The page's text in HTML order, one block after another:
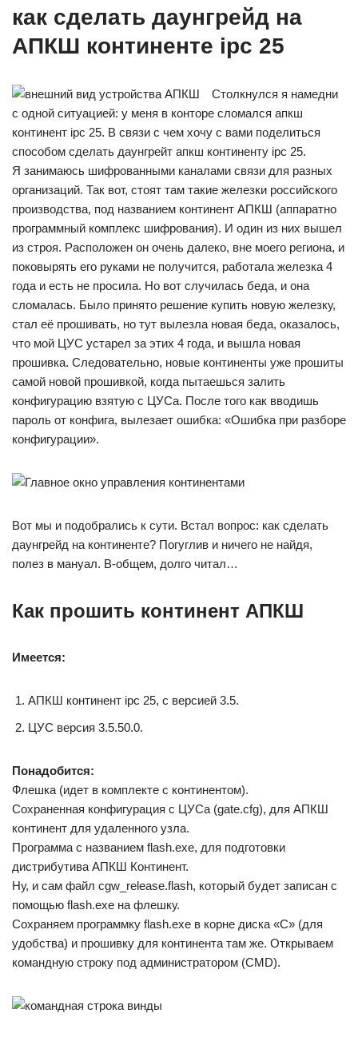
как сделать даунгрейд на
АПКШ континенте ipc 25
Cтолкнулся я намедни
с одной ситуацией: у меня в конторе сломался апкш
континент ipc 25. В связи с чем хочу с вами поделиться
способом сделать даунгрейт апкш континенту ipc 25.
Я занимаюсь шифрованными каналами связи для разных
организаций. Так вот, стоят там такие железки российского
производства, под названием континент АПКШ (аппаратно
программный комплекс шифрования). И один из них вышел
из строя. Расположен он очень далеко, вне моего региона, и
поковырять его руками не получится, работала железка 4
года и есть не просила. Но вот случилась беда, и она
сломалась. Было принято решение купить новую железку,
стал её прошивать, но тут вылезла новая беда, оказалось,
что мой ЦУС устарел за этих 4 года, и вышла новая
прошивка. Следовательно, новые континенты уже прошиты
самой новой прошивкой, когда пытаешься залить
конфигурацию взятую с ЦУСа. После того как вводишь
пароль от конфига, вылезает ошибка: «Ошибка при разборе
конфигурации».
Вот мы и подобрались к сути. Встал вопрос: как сделать
даунгрейд на континенте? Погуглив и ничего не найдя,
полез в мануал. В-общем, долго читал…
Как прошить континент АПКШ
Имеется:
АПКШ континент ipc 25, с версией 3.5.
ЦУС версия 3.5.50.0.
Понадобится:
Флешка (идет в комплекте с континентом).
Сохраненная конфигурация с ЦУСа (gate.cfg), для АПКШ
континент для удаленного узла.
Программа с названием flash.exe, для подготовки
дистрибутива АПКШ Континент.
Ну, и сам файл cgw_release.flash, который будет записан с
помощью flash.exe на флешку.
Сохраняем программку flash.exe в корне диска «С» (для
удобства) и прошивку для континента там же. Открываем
командную строку под администратором (CMD).